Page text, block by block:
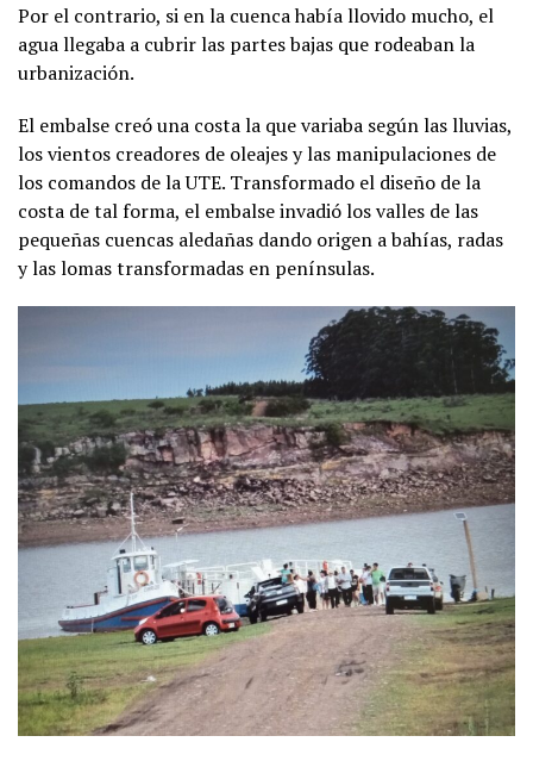
Por el contrario, si en la cuenca había llovido mucho, el
agua llegaba a cubrir las partes bajas que rodeaban la
urbanización.
El embalse creó una costa la que variaba según las lluvias,
los vientos creadores de oleajes y las manipulaciones de
los comandos de la UTE. Transformado el diseño de la
costa de tal forma, el embalse invadió los valles de las
pequeñas cuencas aledañas dando origen a bahías, radas
y las lomas transformadas en penínsulas.